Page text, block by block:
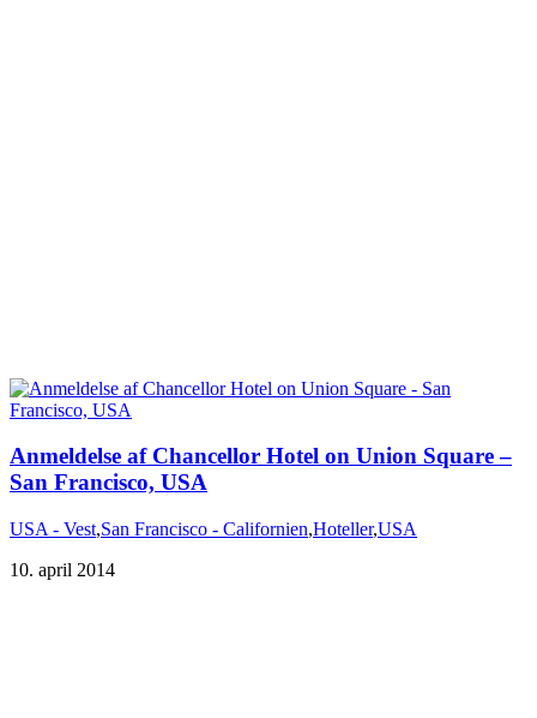
Anmeldelse af Chancellor Hotel on Union Square –
San Francisco, USA
USA - Vest,San Francisco - Californien,Hoteller,USA
10. april 2014